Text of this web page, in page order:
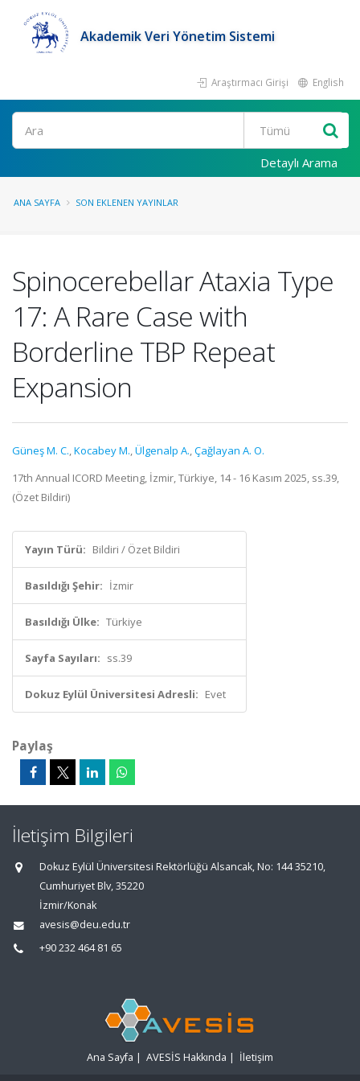
Akademik Veri Yönetim Sistemi
Araştırmacı Girişi English
Ara
Detaylı Arama
ANA SAYFA SON EKLENEN YAYINLAR
Spinocerebellar Ataxia Type
17: A Rare Case with
Borderline TBP Repeat
Expansion
Güneş M. C.,Kocabey M.,Ülgenalp A.,Çağlayan A. O.
17th Annual ICORD Meeting, İzmir, Türkiye, 14 - 16 Kasım 2025, ss.39,
(Özet Bildiri)
Yayın Türü: Bildiri / Özet Bildiri
Basıldığı Şehir: İzmir
Basıldığı Ülke: Türkiye
Sayfa Sayıları: ss.39
Dokuz Eylül Üniversitesi Adresli: Evet
Paylaş
İletişim Bilgileri
Dokuz Eylül Üniversitesi Rektörlüğü Alsancak, No: 144 35210,
Cumhuriyet Blv, 35220
İzmir/Konak
avesis@deu.edu.tr
+90 232 464 81 65
Ana Sayfa | AVESİS Hakkında | İletişim